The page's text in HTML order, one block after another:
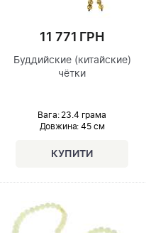
11 771 ГРН
Буддийские (китайские)
чётки
Вага: 23.4 грама
Довжина: 45 см